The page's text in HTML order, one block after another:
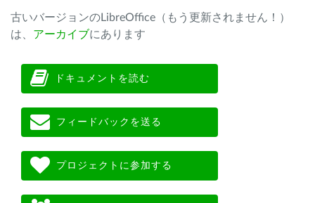
古いバージョンのLibreOffice（もう更新されません！）
は、 アーカイブにあります
ドキュメントを読む
フィードバックを送る
プロジェクトに参加する